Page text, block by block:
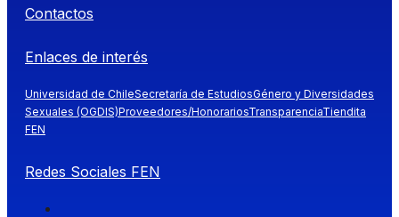
Contactos
Enlaces de interés
Universidad de ChileSecretaría de EstudiosGénero y Diversidades
Sexuales (OGDIS)Proveedores/HonorariosTransparenciaTiendita
FEN
Redes Sociales FEN